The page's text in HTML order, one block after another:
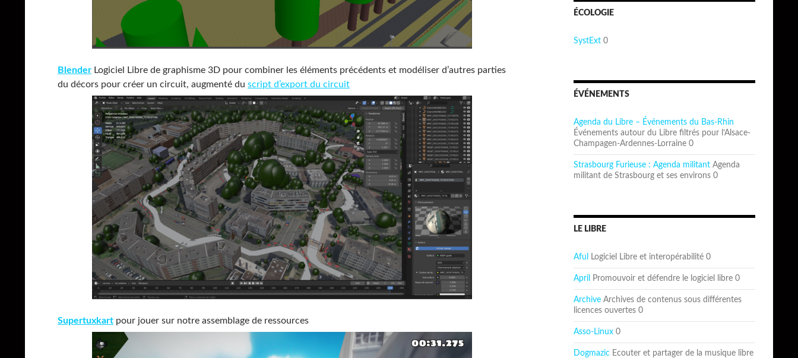
Blender Logiciel Libre de graphisme 3D pour combiner les éléments précédents et modéliser d’autres parties
du décors pour créer un circuit, augmenté du script d’export du circuit
Supertuxkart pour jouer sur notre assemblage de ressources
ÉCOLOGIE
SystExt 0
ÉVÉNEMENTS
Agenda du Libre – Événements du Bas-Rhin
Événements autour du Libre filtrés pour l’Alsace-
Champagen-Ardennes-Lorraine 0
Strasbourg Furieuse : Agenda militant Agenda
militant de Strasbourg et ses environs 0
LE LIBRE
Aful Logiciel Libre et interopérabilité 0
April Promouvoir et défendre le logiciel libre 0
Archive Archives de contenus sous différentes
licences ouvertes 0
Asso-Linux 0
Dogmazic Ecouter et partager de la musique libre